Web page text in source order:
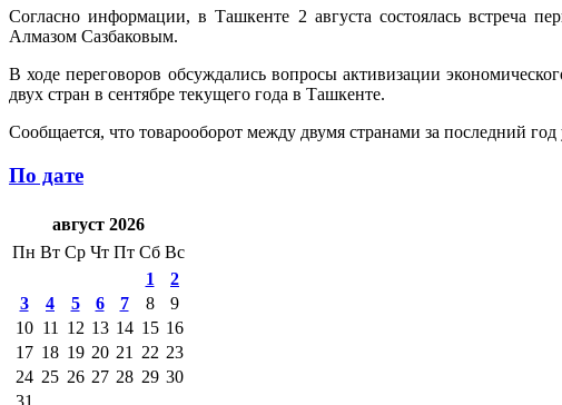
Согласно информации, в Ташкенте 2 августа состоялась встреча
Алмазом Сазбаковым.
В ходе переговоров обсуждались вопросы активизации
двух стран в сентябре текущего года в Ташкенте.
Сообщается, что товарооборот между двумя странами за последний
По дате
август 2026
Пн Вт Ср Чт Пт Сб Вс
1
2
3
4 5 6 7 8
9
10 11 12 13 14 15 16
17 18 19 20 21 22 23
24 25 26 27 28 29 30